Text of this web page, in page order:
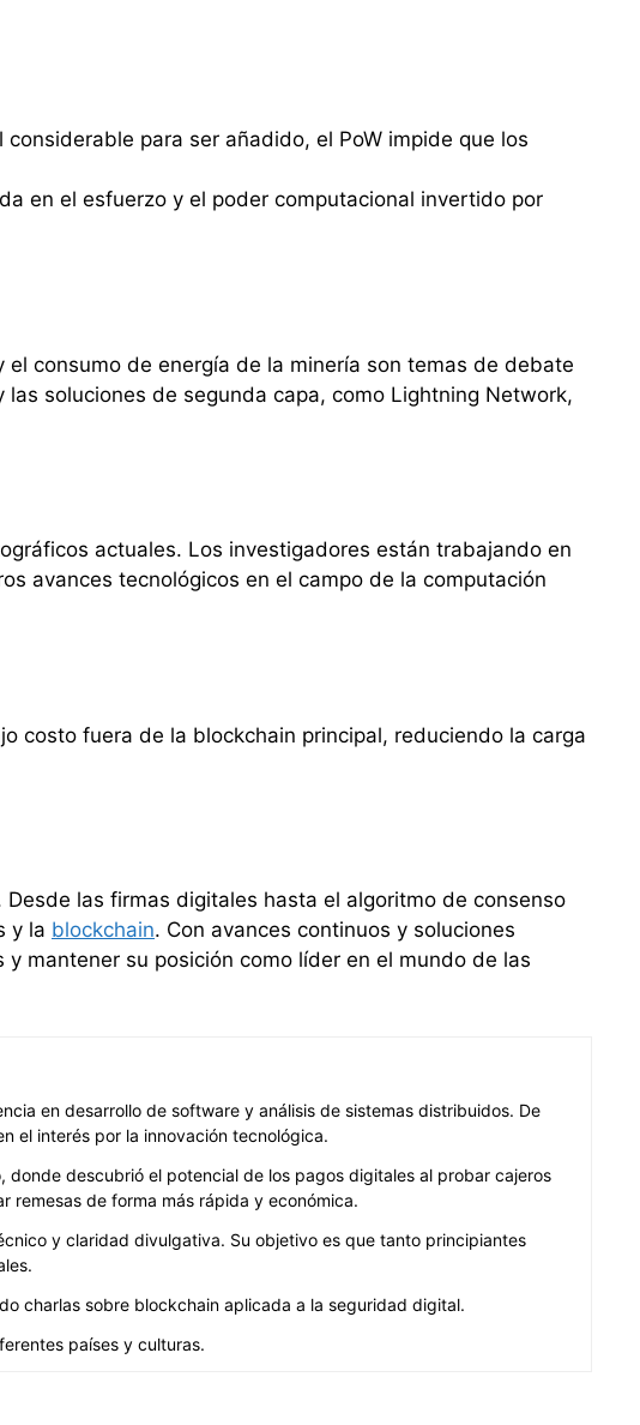
para ser añadido, el PoW impide que los
en el esfuerzo y el poder computacional invertido por
consumo de energía de la minería son temas de debate
soluciones de segunda capa, como Lightning Network,
actuales. Los investigadores están trabajando en
avances tecnológicos en el campo de la computación
costo fuera de la blockchain principal, reduciendo la carga
las firmas digitales hasta el algoritmo de consenso
y la blockchain. Con avances continuos y soluciones
mantener su posición como líder en el mundo de las
en desarrollo de software y análisis de sistemas distribuidos. De
el interés por la innovación tecnológica.
descubrió el potencial de los pagos digitales al probar cajeros
remesas de forma más rápida y económica.
y claridad divulgativa. Su objetivo es que tanto principiantes
charlas sobre blockchain aplicada a la seguridad digital.
países y culturas.